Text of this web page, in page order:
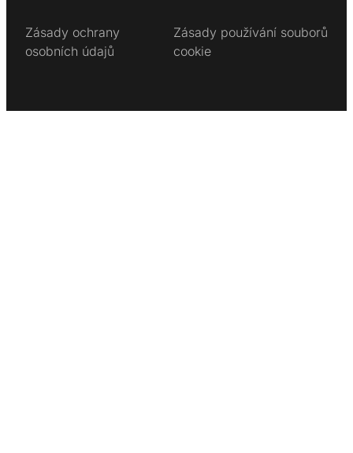
Zásady ochrany
osobních údajů
Zásady používání souborů
cookie